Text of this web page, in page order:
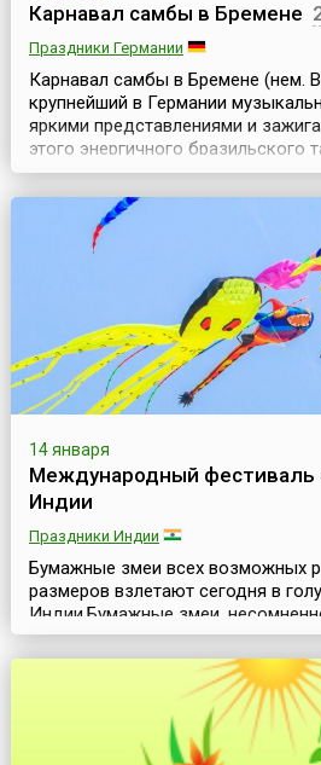
Карнавал самбы в Бремене
Праздники Германии
Карнавал самбы в Бремене (нем.
крупнейший в Германии
яркими представлениями и
этого энергичного
со всей Германии приезжают,
уличном карнавале, а тысячи
это яркий праздник.Вольный
это старинный и красивый город
14 января
Международный фестиваль
Индии
Праздники Индии
Бумажные змеи всех возможных
размеров взлетают сегодня в
Индии.Бумажные змеи,
воплощений мечты человека о
создания и развития бумажных
протяженностью и завораживает
насыщенностью. Поэтому
бумажных змеев проводятся во
привлекают и любит...